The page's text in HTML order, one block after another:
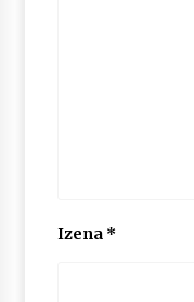
Izena *